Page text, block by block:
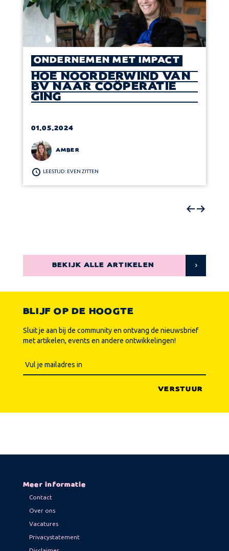
ONDERNEMEN MET IMPACT
HOE NOORDERWIND VAN
BV NAAR COÖPERATIE
GING
01.05.2024
AMBER
LEESTIJD: EVEN ZITTEN
BEKIJK ALLE ARTIKELEN
BLIJF OP DE HOOGTE
Sluit je aan bij de community en ontvang de nieuwsbrief
met artikelen, events en andere ontwikkelingen!
Meer informatie
Contact
Over ons
Vacatures
Privacystatement